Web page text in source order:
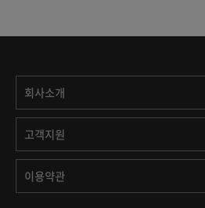
회사소개
고객지원
이용약관